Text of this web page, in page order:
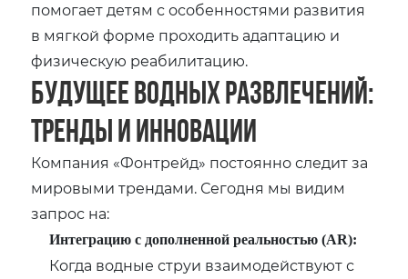
помогает детям с особенностями развития
в мягкой форме проходить адаптацию и
физическую реабилитацию.
Будущее водных развлечений:
тренды и инновации
Компания «Фонтрейд» постоянно следит за
мировыми трендами. Сегодня мы видим
запрос на:
Интеграцию с дополненной реальностью (AR):
Когда водные струи взаимодействуют с